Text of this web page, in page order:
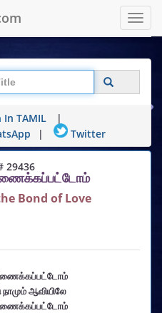
In TAMIL
|
| Twitter
29436
Bond of Love
ஆவியிலே